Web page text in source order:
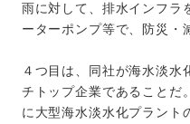
雨に対して、排水インフラ
ーターポンプ等で、防災・
４つ目は、同社が海水淡水
チトップ企業であることだ
に大型海水淡水化プラント